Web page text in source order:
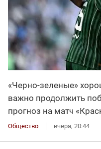
«Черно-зеленые»
важно продолжить
прогноз на матч
Общество вчера, 20:44